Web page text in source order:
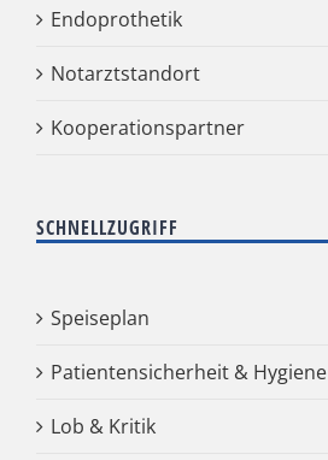
Endoprothetik
Notarztstandort
Kooperationspartner
SCHNELLZUGRIFF
Speiseplan
Patientensicherheit & Hygiene
Lob & Kritik